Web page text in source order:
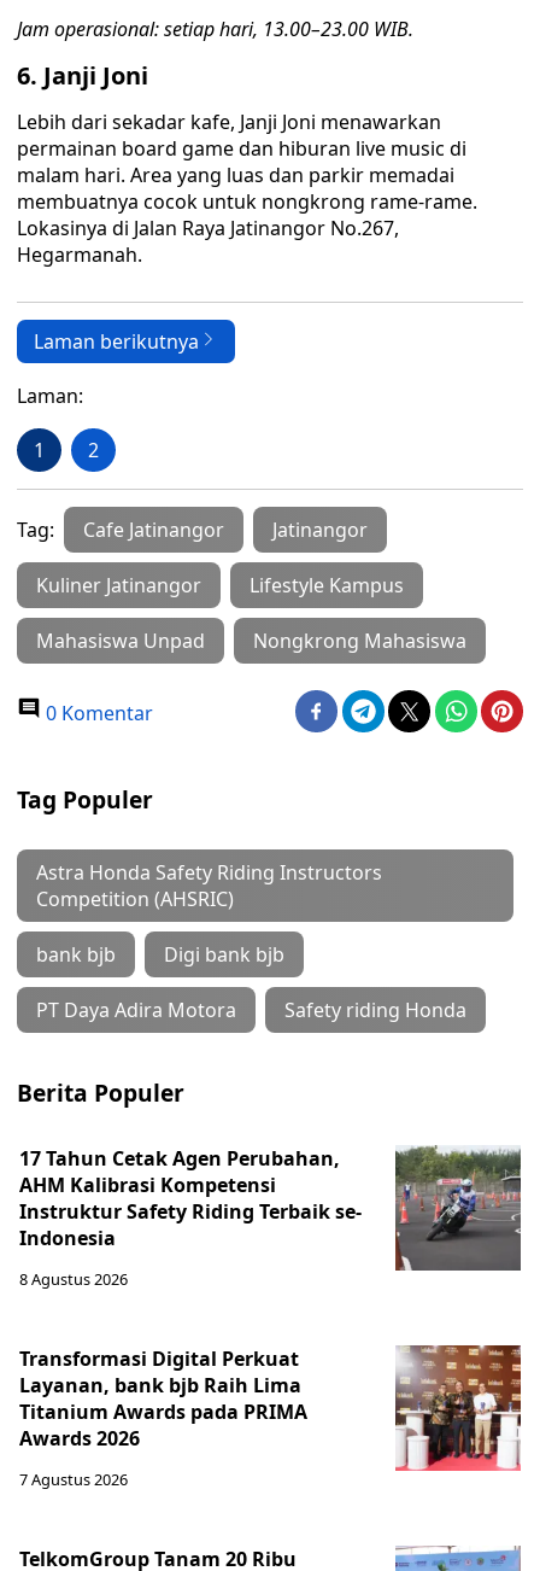
Jam operasional: setiap hari, 13.00–23.00 WIB.
6. Janji Joni
Lebih dari sekadar kafe, Janji Joni menawarkan
permainan board game dan hiburan live music di
malam hari. Area yang luas dan parkir memadai
membuatnya cocok untuk nongkrong rame-rame.
Lokasinya di Jalan Raya Jatinangor No.267,
Hegarmanah.
Laman berikutnya
Laman:
1 2
Tag: Cafe Jatinangor Jatinangor
Kuliner Jatinangor Lifestyle Kampus
Mahasiswa Unpad Nongkrong Mahasiswa
0 Komentar
Tag Populer
Astra Honda Safety Riding Instructors
Competition (AHSRIC)
bank bjb Digi bank bjb
PT Daya Adira Motora Safety riding Honda
Berita Populer
17 Tahun Cetak Agen Perubahan,
AHM Kalibrasi Kompetensi
Instruktur Safety Riding Terbaik se-
Indonesia
8 Agustus 2026
Transformasi Digital Perkuat
Layanan, bank bjb Raih Lima
Titanium Awards pada PRIMA
Awards 2026
7 Agustus 2026
TelkomGroup Tanam 20 Ribu